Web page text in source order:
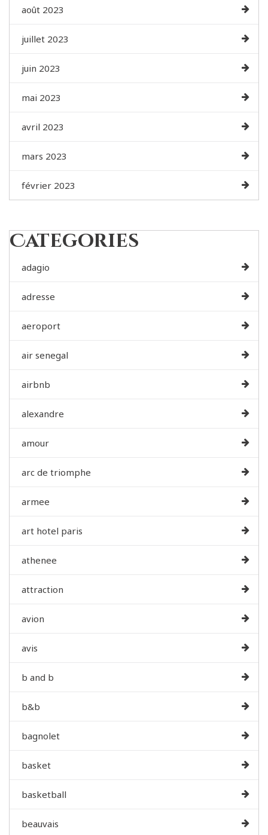
août 2023
juillet 2023
juin 2023
mai 2023
avril 2023
mars 2023
février 2023
Categories
adagio
adresse
aeroport
air senegal
airbnb
alexandre
amour
arc de triomphe
armee
art hotel paris
athenee
attraction
avion
avis
b and b
b&b
bagnolet
basket
basketball
beauvais